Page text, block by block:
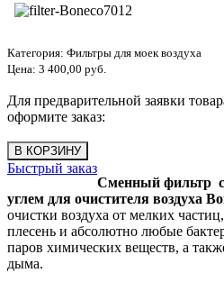
Категория: Фильтры для моек воздуха
Цена: 3 400,00 руб.
Для предварительной заявки
оформите заказ:
Быстрый заказ
Сменный фильтр
углем для очистителя воздуха
очистки воздуха от мелких
плесень и абсолютно любые
паров химических веществ, а
дыма.